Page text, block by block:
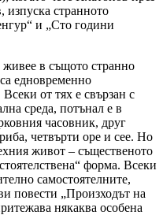
изпуска странното
и „Сто години
живее в същото странно
едновременно
от тях е свързан с
среда, потънал е в
часовник, друг
четвърти оре и сее. Но
живот – същественото
форма. Всеки
самостоятелните,
повести „Произходът на
някаква особена